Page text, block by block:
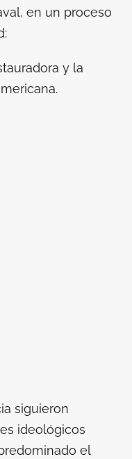
en un proceso
y la
siguieron
ideológicos
el